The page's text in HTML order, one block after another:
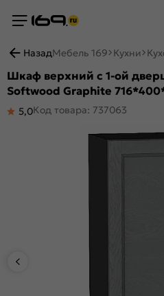
НазадМебель 169 Кухни
Шкаф верхний с 1-ой
Softwood Graphite
5,0Код товара: 737063